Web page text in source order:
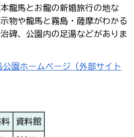
龍馬とお龍の新婚旅行の地な
物や龍馬と霧島・薩摩がわかる
碑、公園内の足湯などがありま
園ホームページ（外部サイト
料 資料館